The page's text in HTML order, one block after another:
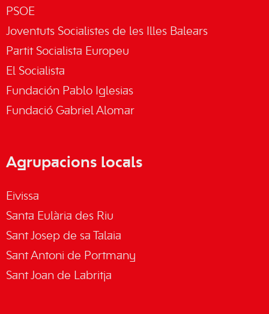
PSOE
Joventuts Socialistes de les Illes Balears
Partit Socialista Europeu
El Socialista
Fundación Pablo Iglesias
Fundació Gabriel Alomar
Agrupacions locals
Eivissa
Santa Eulària des Riu
Sant Josep de sa Talaia
Sant Antoni de Portmany
Sant Joan de Labritja